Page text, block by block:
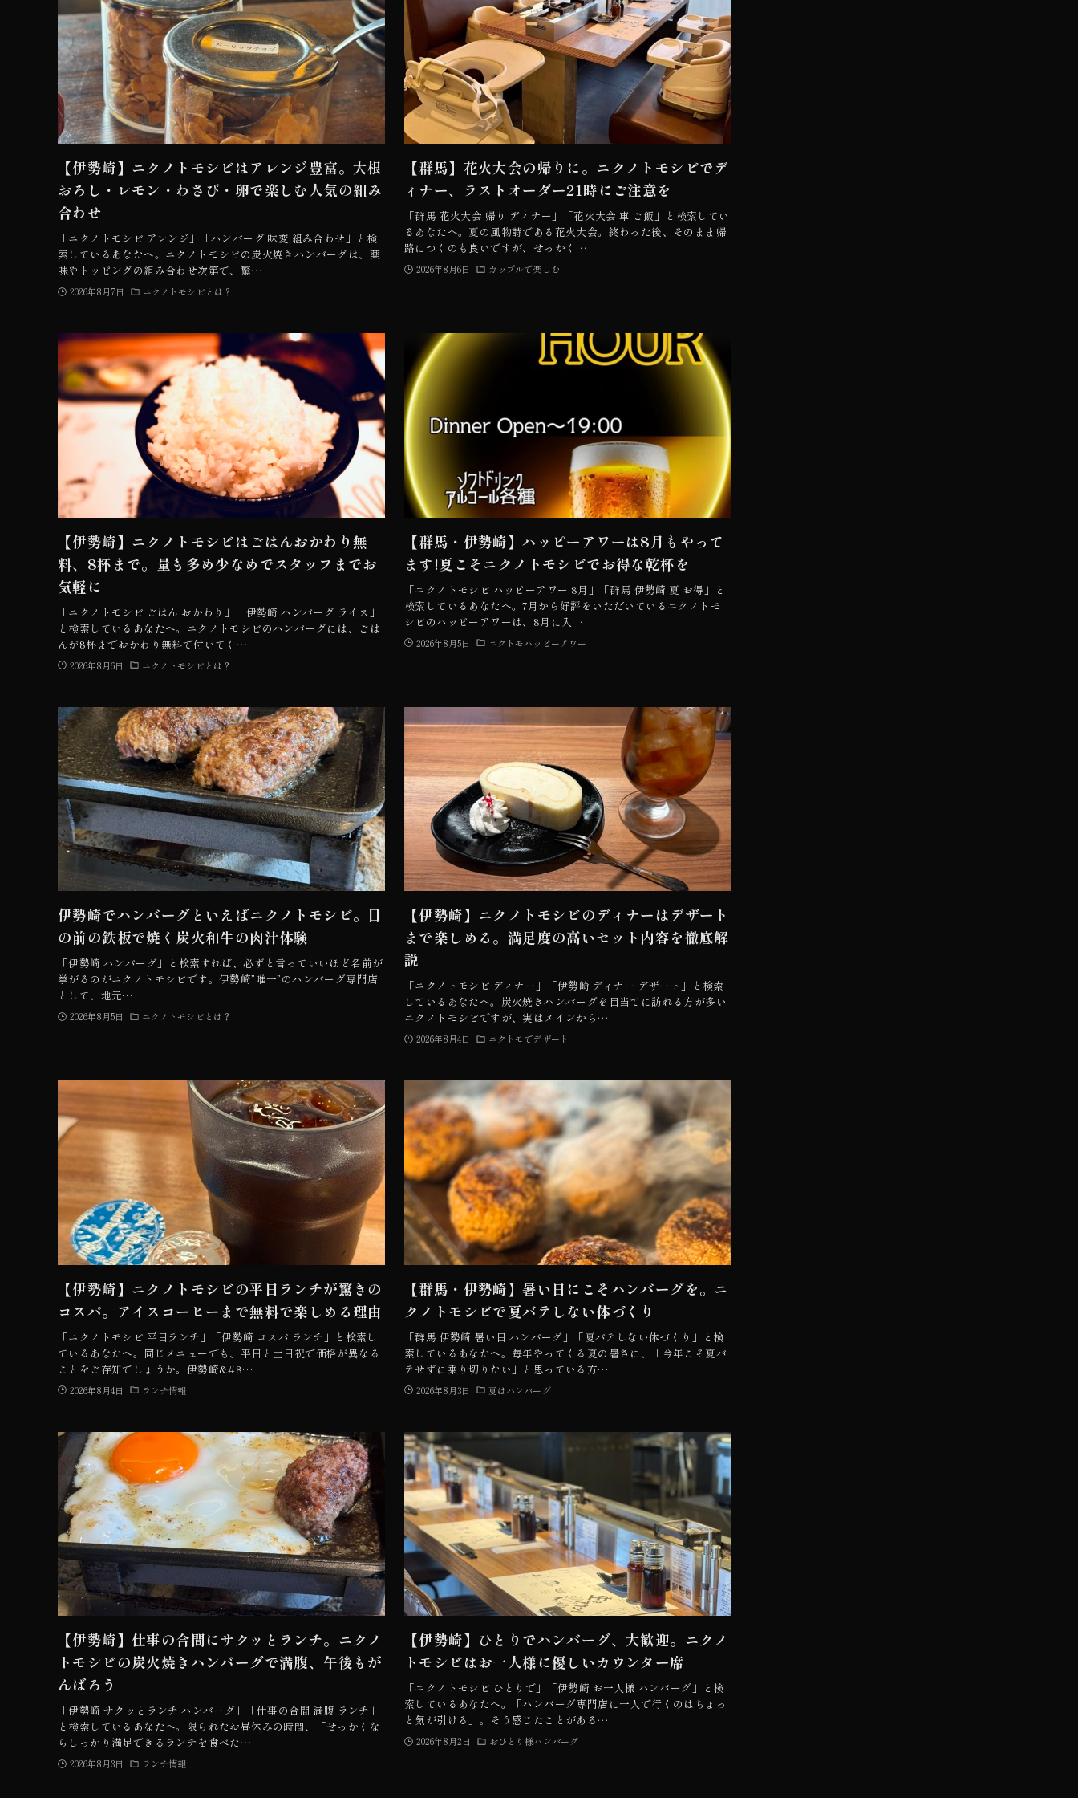
【伊勢崎】ニクノトモシビはアレンジ豊富。大根
おろし・レモン・わさび・卵で楽しむ人気の組み
合わせ
「ニクノトモシビ アレンジ」「ハンバーグ 味変 組み合わせ」と検
索しているあなたへ。ニクノトモシビの炭火焼きハンバーグは、薬
味やトッピングの組み合わせ次第で、驚…
2026年8月7日 ニクノトモシビとは？
【群馬】花火大会の帰りに。ニクノトモシビでデ
ィナー、ラストオーダー21時にご注意を
「群馬 花火大会 帰り ディナー」「花火大会 車 ご飯」と検索してい
るあなたへ。夏の風物詩である花火大会。終わった後、そのまま帰
路につくのも良いですが、せっかく…
2026年8月6日 カップルで楽しむ
【伊勢崎】ニクノトモシビはごはんおかわり無
料、8杯まで。量も多め少なめでスタッフまでお
気軽に
「ニクノトモシビ ごはん おかわり」「伊勢崎 ハンバーグ ライス」
と検索しているあなたへ。ニクノトモシビのハンバーグには、ごは
んが8杯までおかわり無料で付いてく…
2026年8月6日 ニクノトモシビとは？
【群馬・伊勢崎】ハッピーアワーは8月もやって
ます!夏こそニクノトモシビでお得な乾杯を
「ニクノトモシビ ハッピーアワー 8月」「群馬 伊勢崎 夏 お得」と
検索しているあなたへ。7月から好評をいただいているニクノトモ
シビのハッピーアワーは、8月に入…
2026年8月5日 ニクトモハッピーアワー
伊勢崎でハンバーグといえばニクノトモシビ。目
の前の鉄板で焼く炭火和牛の肉汁体験
「伊勢崎 ハンバーグ」と検索すれば、必ずと言っていいほど名前が
挙がるのがニクノトモシビです。伊勢崎”唯一”のハンバーグ専門店
として、地元…
2026年8月5日 ニクノトモシビとは？
【伊勢崎】ニクノトモシビのディナーはデザート
まで楽しめる。満足度の高いセット内容を徹底解
説
「ニクノトモシビ ディナー」「伊勢崎 ディナー デザート」と検索
しているあなたへ。炭火焼きハンバーグを目当てに訪れる方が多い
ニクノトモシビですが、実はメインから…
2026年8月4日 ニクトモでデザート
【伊勢崎】ニクノトモシビの平日ランチが驚きの
コスパ。アイスコーヒーまで無料で楽しめる理由
「ニクノトモシビ 平日ランチ」「伊勢崎 コスパ ランチ」と検索し
ているあなたへ。同じメニューでも、平日と土日祝で価格が異なる
ことをご存知でしょうか。伊勢崎&#8…
2026年8月4日 ランチ情報
【群馬・伊勢崎】暑い日にこそハンバーグを。ニ
クノトモシビで夏バテしない体づくり
「群馬 伊勢崎 暑い日 ハンバーグ」「夏バテしない体づくり」と検
索しているあなたへ。毎年やってくる夏の暑さに、「今年こそ夏バ
テせずに乗り切りたい」と思っている方…
2026年8月3日 夏はハンバーグ
【伊勢崎】仕事の合間にサクッとランチ。ニクノ
トモシビの炭火焼きハンバーグで満腹、午後もが
んばろう
「伊勢崎 サクッとランチ ハンバーグ」「仕事の合間 満腹 ランチ」
と検索しているあなたへ。限られたお昼休みの時間、「せっかくな
らしっかり満足できるランチを食べた…
2026年8月3日 ランチ情報
【伊勢崎】ひとりでハンバーグ、大歓迎。ニクノ
トモシビはお一人様に優しいカウンター席
「ニクノトモシビ ひとりで」「伊勢崎 お一人様 ハンバーグ」と検
索しているあなたへ。「ハンバーグ専門店に一人で行くのはちょっ
と気が引ける」。そう感じたことがある…
2026年8月2日 おひとり様ハンバーグ